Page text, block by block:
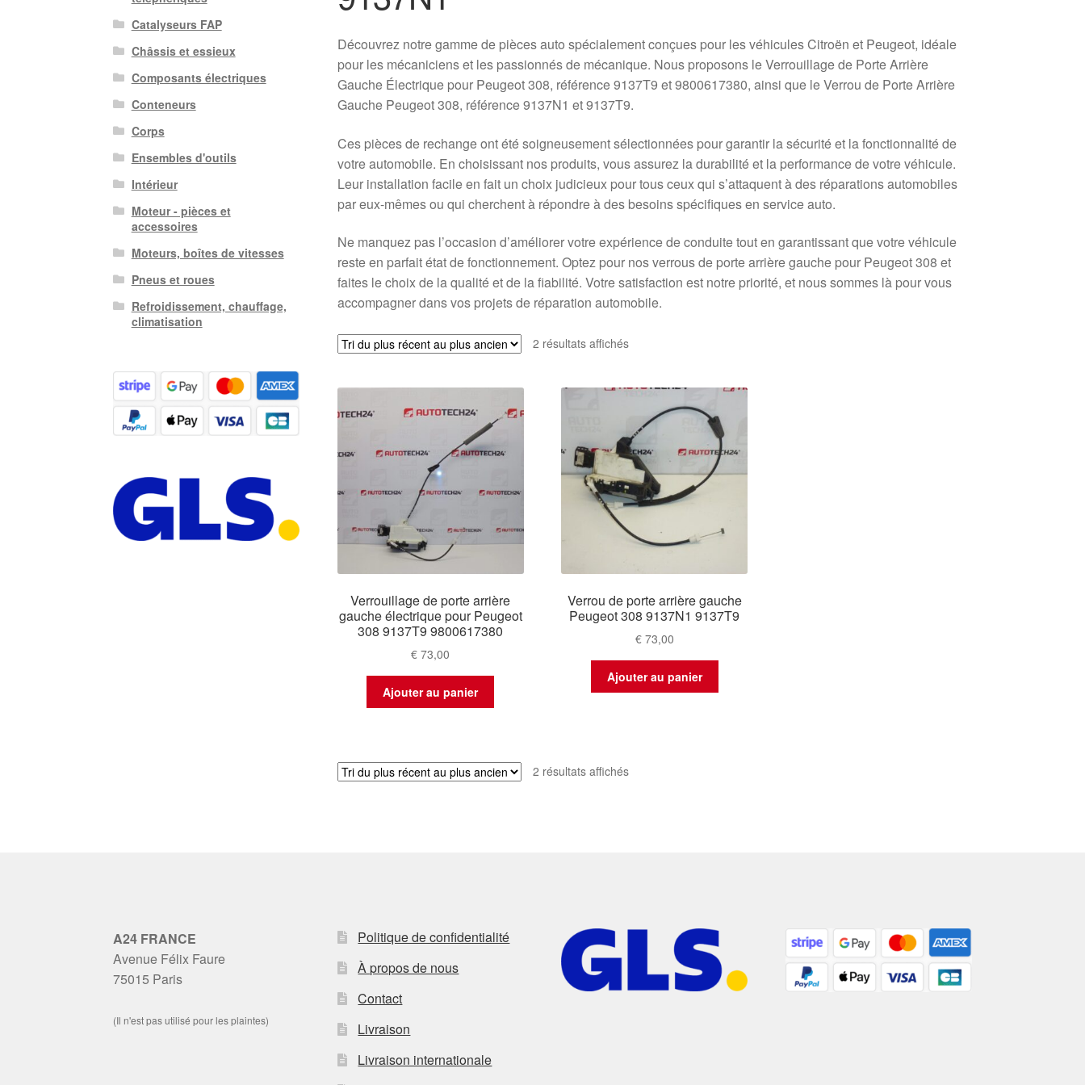
Découvrez notre gamme de pièces auto spécialement conçues pour les véhicules Citroën et Peugeot, idéale
pour les mécaniciens et les passionnés de mécanique. Nous proposons le Verrouillage de Porte Arrière
Gauche Électrique pour Peugeot 308, référence 9137T9 et 9800617380, ainsi que le Verrou de Porte Arrière
Gauche Peugeot 308, référence 9137N1 et 9137T9.
Ces pièces de rechange ont été soigneusement sélectionnées pour garantir la sécurité et la fonctionnalité de
votre automobile. En choisissant nos produits, vous assurez la durabilité et la performance de votre véhicule.
Leur installation facile en fait un choix judicieux pour tous ceux qui s’attaquent à des réparations automobiles
par eux-mêmes ou qui cherchent à répondre à des besoins spécifiques en service auto.
Ne manquez pas l’occasion d’améliorer votre expérience de conduite tout en garantissant que votre véhicule
reste en parfait état de fonctionnement. Optez pour nos verrous de porte arrière gauche pour Peugeot 308 et
faites le choix de la qualité et de la fiabilité. Votre satisfaction est notre priorité, et nous sommes là pour vous
accompagner dans vos projets de réparation automobile.
2 résultats affichésTrié
récent
plus
ancien
Verrouillage de porte arrière
gauche électrique pour Peugeot
308 9137T9 9800617380
€ 73,00
Ajouter au panier
Verrou de porte arrière gauche
Peugeot 308 9137N1 9137T9
€73,00
Ajouter au panier
2 résultats affichésTrié
Catalyseurs FAP
Châssis et essieux
Composants électriques
Conteneurs
Corps
Ensembles d'outils
Intérieur
Moteur - pièces et
accessoires
Moteurs, boîtes de vitesses
Pneus et roues
Refroidissement, chauffage,
climatisation
A24 FRANCE
Avenue Félix Faure
75015 Paris
(Il n'est pas utilisé pour les plaintes)
Politique de confidentialité
À propos de nous
Contact
Livraison
Livraison internationale